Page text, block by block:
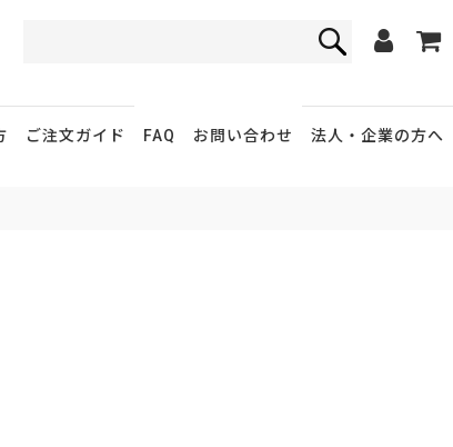
法人・企業の方へ
ご注文ガイド FAQ お問い合わせ